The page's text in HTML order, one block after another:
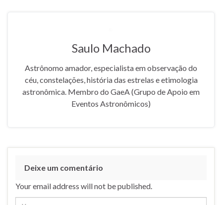
Saulo Machado
Astrônomo amador, especialista em observação do
céu, constelações, história das estrelas e etimologia
astronômica. Membro do GaeA (Grupo de Apoio em
Eventos Astronômicos)
Deixe um comentário
Your email address will not be published.